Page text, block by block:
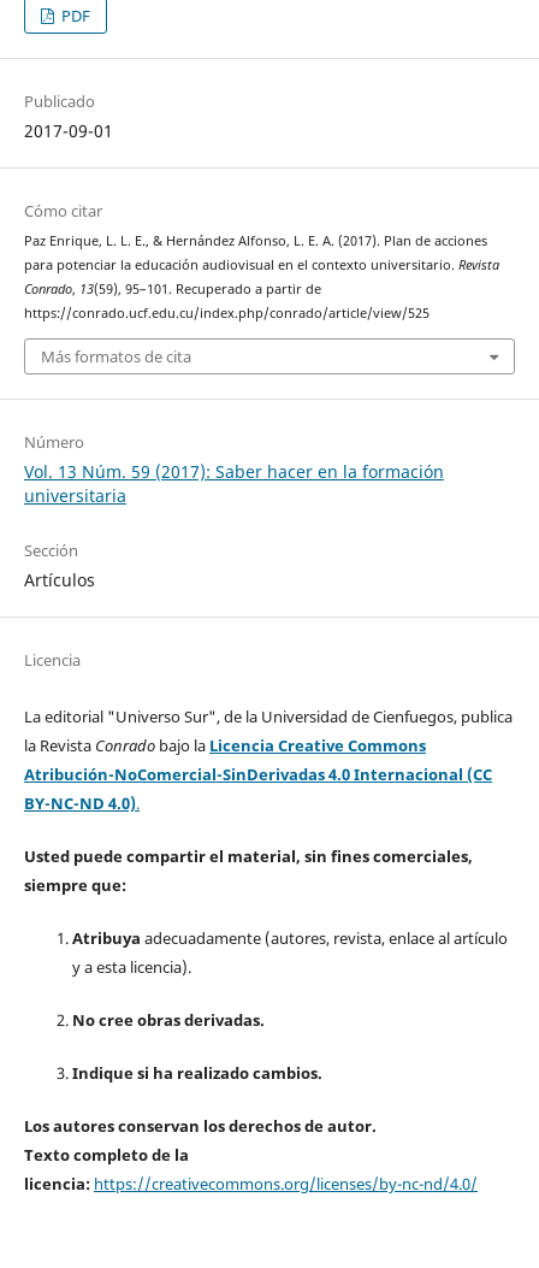
PDF
Publicado
2017-09-01
Cómo citar
Paz Enrique, L. L. E., & Hernández Alfonso, L. E. A. (2017). Plan de acciones
para potenciar la educación audiovisual en el contexto universitario. Revista
Conrado, 13(59), 95–101. Recuperado a partir de
https://conrado.ucf.edu.cu/index.php/conrado/article/view/525
Más formatos de cita
Número
Vol. 13 Núm. 59 (2017): Saber hacer en la formación
universitaria
Sección
Artículos
Licencia
La editorial "Universo Sur", de la Universidad de Cienfuegos, publica
la Revista Conradobajo la Licencia Creative Commons
Atribución-NoComercial-SinDerivadas 4.0 Internacional (CC
BY-NC-ND 4.0).
Usted puede compartir el material, sin fines comerciales,
siempre que:
Atribuya adecuadamente (autores, revista, enlace al artículo
y a esta licencia).
No cree obras derivadas.
Indique si ha realizado cambios.
Los autores conservan los derechos de autor.
Texto completo de la
licencia: https://creativecommons.org/licenses/by-nc-nd/4.0/